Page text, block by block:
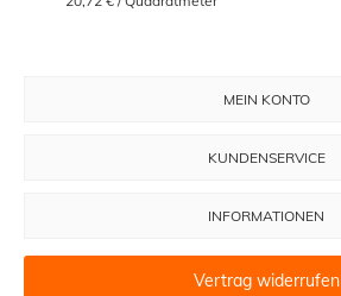
MEIN KONTO
KUNDENSERVICE
INFORMATIONEN
Vertrag widerrufen